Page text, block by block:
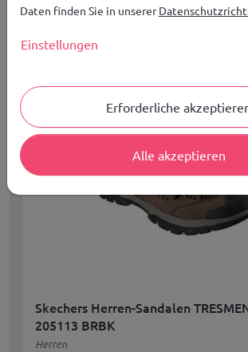
Verfügbare Größen:
Skechers Herren-Sandalen
205113 BRBK
Herren
Daten finden Sie in unserer
Einstellungen
Erforderliche
Alle akzeptieren